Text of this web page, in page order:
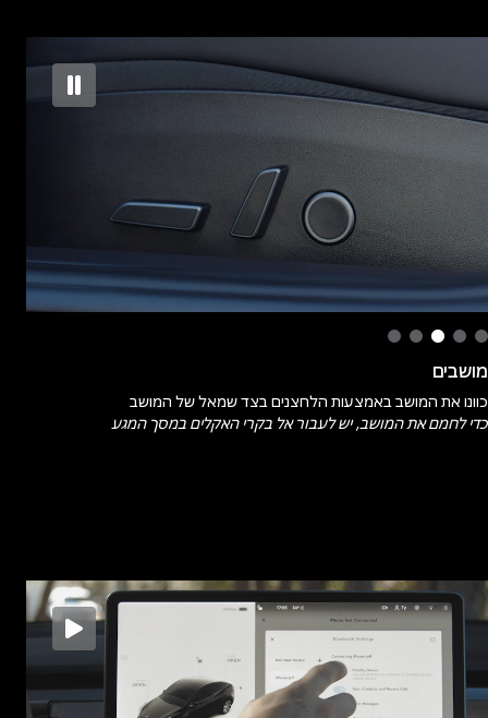
מראות
(Adjustments) > מראות (Mirrors), בחרו מראה והשתמשו בלחצן הגלילה